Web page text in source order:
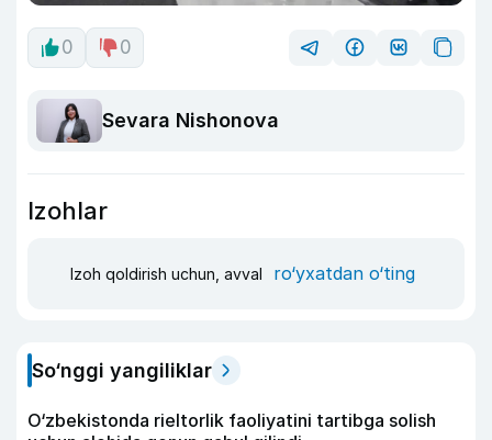
0 0
Sevara Nishonova
Izohlar
Izoh qoldirish uchun, avval ro‘yxatdan o‘ting
So‘nggi yangiliklar
O‘zbekistonda rieltorlik faoliyatini tartibga solish